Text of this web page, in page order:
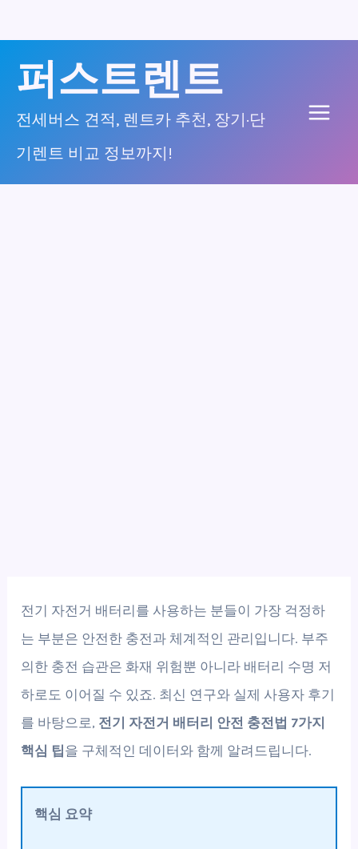
너
퍼스트렌트
전세버스 견적, 렌트카 추천, 장기·단
기렌트 비교 정보까지!
전기 자전거 배터리를 사용하는 분들이 가장 걱정하
는 부분은 안전한 충전과 체계적인 관리입니다. 부주
의한 충전 습관은 화재 위험뿐 아니라 배터리 수명 저
하로도 이어질 수 있죠. 최신 연구와 실제 사용자 후기
를 바탕으로, 전기 자전거 배터리 안전 충전법 7가지
핵심 팁 을 구체적인 데이터와 함께 알려드립니다.
핵심 요약